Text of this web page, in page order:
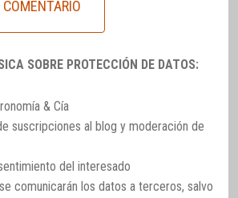
SOBRE PROTECCIÓN DE DATOS:
& Cía
suscripciones al blog y moderación de
del interesado
comunicarán los datos a terceros, salvo